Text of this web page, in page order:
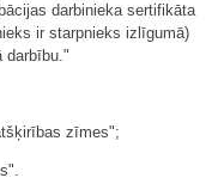
darbinieka sertifikāta
ir starpnieks izlīgumā)
darbību."
zīmes";